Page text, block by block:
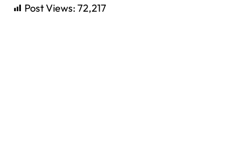
Post Views: 72,217